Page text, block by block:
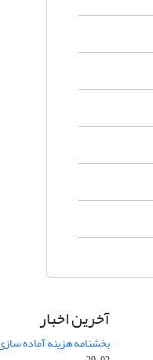
آخرین اخبار
بخشنامه هزینه آماده سازی